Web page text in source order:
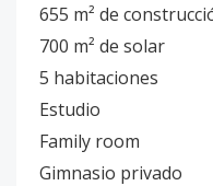
655 m² de
700 m² de solar
5 habitaciones
Estudio
Family room
Gimnasio privado